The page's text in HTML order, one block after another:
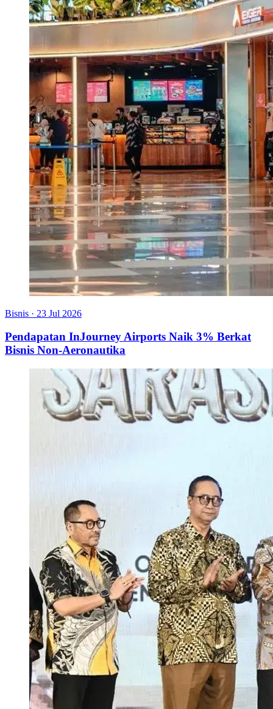
Bisnis · 23 Jul 2026
Pendapatan InJourney Airports Naik 3% Berkat
Bisnis Non-Aeronautika